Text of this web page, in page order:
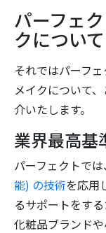
パーフェ
クについて
それではパーフ
メイクについて
介いたします。
業界最高基
パーフェクトでは、
能) の技術を応用
るサポートをす
化粧品ブランドや